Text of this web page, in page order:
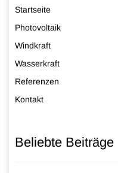
Startseite
Photovoltaik
Windkraft
Wasserkraft
Referenzen
Kontakt
Beliebte Beiträge